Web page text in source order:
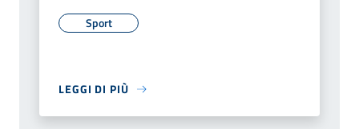
Sport
LEGGI DI PIÙ